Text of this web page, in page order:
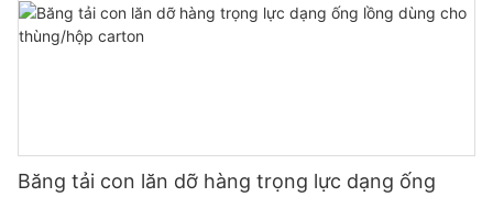
Băng tải con lăn dỡ hàng trọng lực dạng ống